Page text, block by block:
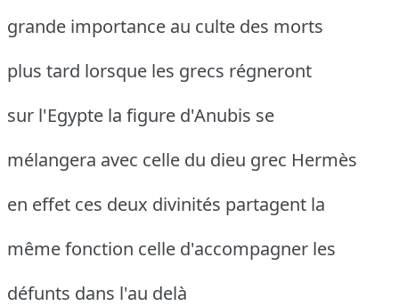
grande importance au culte des morts
plus tard lorsque les grecs régneront
sur l'Egypte la figure d'Anubis se
mélangera avec celle du dieu grec Hermès
en effet ces deux divinités partagent la
même fonction celle d'accompagner les
défunts dans l'au delà